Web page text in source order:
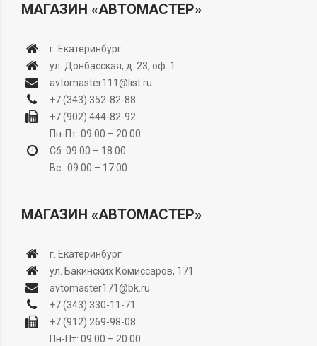
МАГАЗИН «АВТОМАСТЕР»
г. Екатеринбург
ул. Донбасская, д. 23, оф. 1
avtomaster111@list.ru
+7 (343) 352-82-88
+7 (902) 444-82-92
Пн-Пт: 09.00 – 20.00
Сб: 09.00 – 18.00
Вс.: 09.00 – 17.00
МАГАЗИН «АВТОМАСТЕР»
г. Екатеринбург
ул. Бакинских Комиссаров, 171
avtomaster171@bk.ru
+7 (343) 330-11-71
+7 (912) 269-98-08
Пн-Пт: 09.00 – 20.00